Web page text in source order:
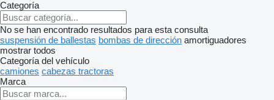
Categoría
No se han encontrado resultados para esta consulta
suspensión de ballestas bombas de dirección amortiguadores
mostrar todos
Categoría del vehículo
camiones cabezas tractoras
Marca